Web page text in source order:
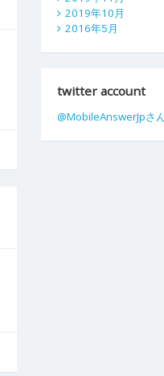
2019年10月
2016年5月
twitter account
@MobileAnswerJpさ